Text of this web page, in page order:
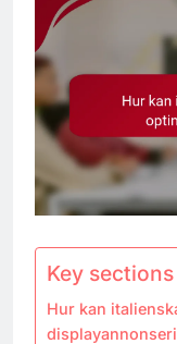
Key
Hur kan